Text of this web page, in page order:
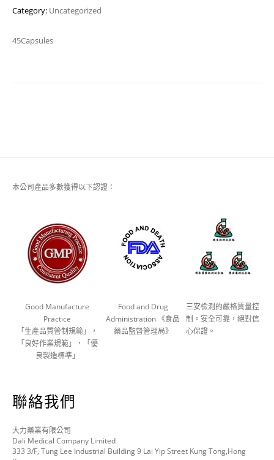
Category: Uncategorized
45Capsules
本公司產品多數獲得以下認證：
Good Manufacture
Practice
「生產品質管制規範」，
「良好作業規範」，「優
良製造標準」
Food and Drug
Administration 《食品
藥品監督管理局》
三安檢測的嚴格質量控
制。安全可靠，絕對信
心保證。
聯絡我們
大力藥業有限公司
Dali Medical Company Limited
333 3/F, Tung Lee Industrial Building 9 Lai Yip Street Kung Tong,Hong